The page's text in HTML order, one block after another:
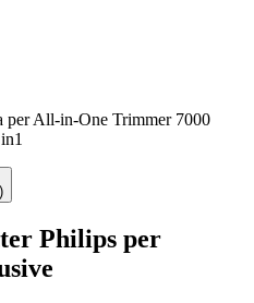
per All-in-One Trimmer 7000
Philips per